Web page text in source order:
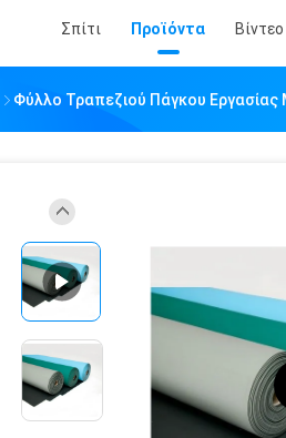
Σπίτι Προϊόντα Βίντεο
Φύλλο Τραπεζιού Πάγκου Εργασίας